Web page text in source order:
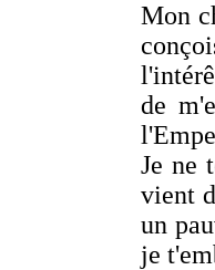
Mon
de
Je ne
vient
un
je